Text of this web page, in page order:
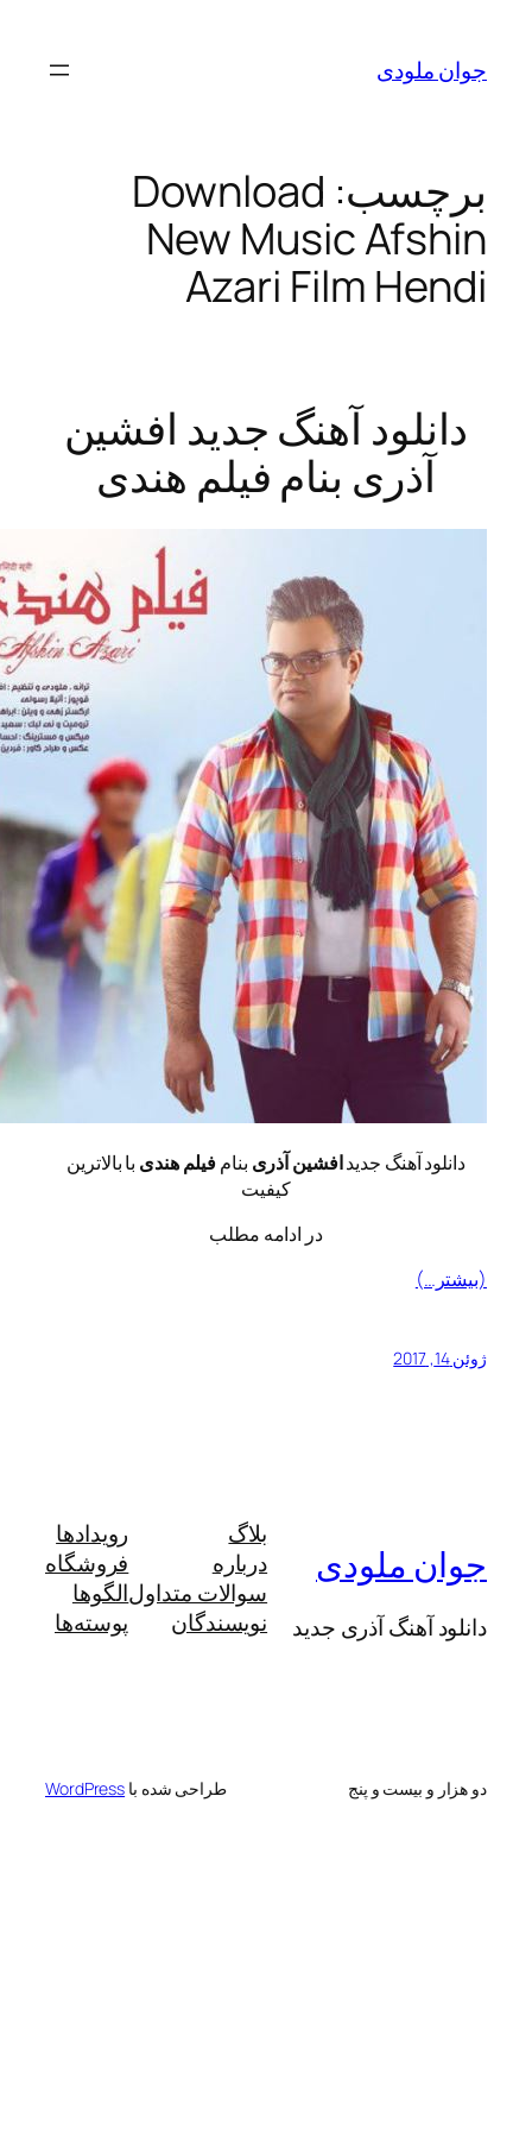
Download
New Music
Azari Film
آهنگ جدید افشین
بنام فیلم هندی
آهنگ جدیدافشین آذریبنامفیلم هندیبا بالاترین
در ادامه مطلب
ملودی
آذری جدید
درباره
سوالات متداول
نویسندگان
رویدادها
فروشگاه
الگوها
پوسته‌ها
بیست و پنج WordPress